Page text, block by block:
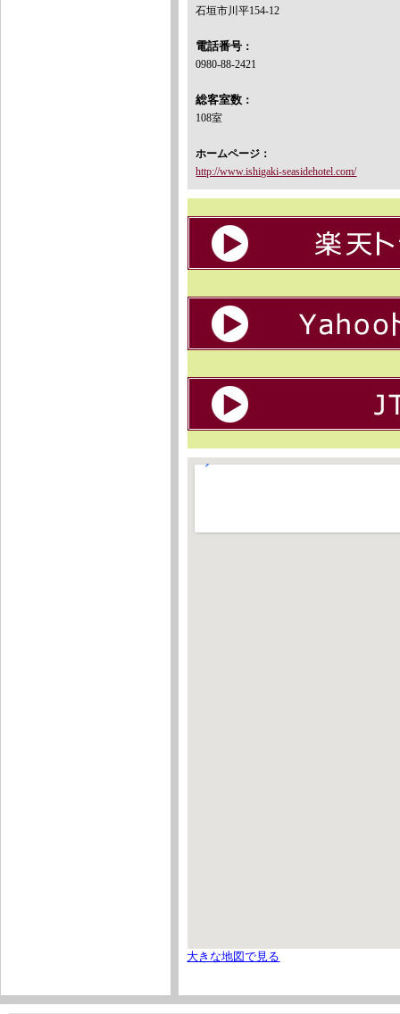
石垣市川平154-12
電話番号 ：
0980-88-2421
総客室数 ：
108室
ホームページ：
http://www.ishigaki-seasidehotel.com/
大きな地図で見る